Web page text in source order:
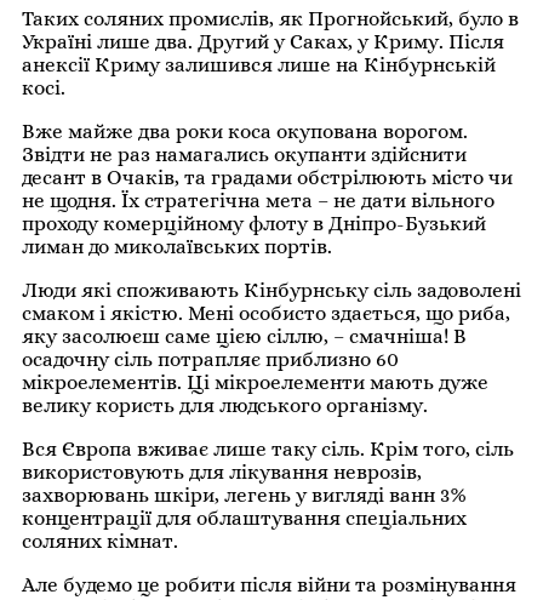
Таких соляних промислів, як Прогнойський, було в
Україні лише два. Другий у Саках, у Криму. Після
анексії Криму залишився лише на Кінбурнській
косі.
Вже майже два роки коса окупована ворогом.
Звідти не раз намагались окупанти здійснити
десант в Очаків, та градами обстрілюють місто чи
не щодня. Їх стратегічна мета – не дати вільного
проходу комерційному флоту в Дніпро-Бузький
лиман до миколаївських портів.
Люди які споживають Кінбурнську сіль задоволені
смаком і якістю. Мені особисто здається, що риба,
яку засолюєш саме цією сіллю, – смачніша! В
осадочну сіль потрапляє приблизно 60
мікроелементів. Ці мікроелементи мають дуже
велику користь для людського організму.
Вся Європа вживає лише таку сіль. Крім того, сіль
використовують для лікування неврозів,
захворювань шкіри, легень у вигляді ванн 3%
концентрації для облаштування спеціальних
соляних кімнат.
Але будемо це робити після війни та розмінування